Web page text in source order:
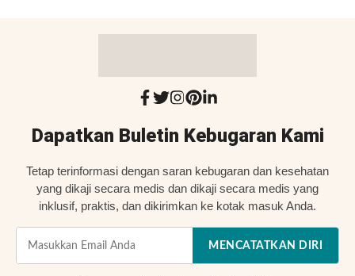
Dapatkan Buletin Kebugaran Kami
Tetap terinformasi dengan saran kebugaran dan kesehatan
yang dikaji secara medis dan dikaji secara medis yang
inklusif, praktis, dan dikirimkan ke kotak masuk Anda.
MENCATATKAN DIRI